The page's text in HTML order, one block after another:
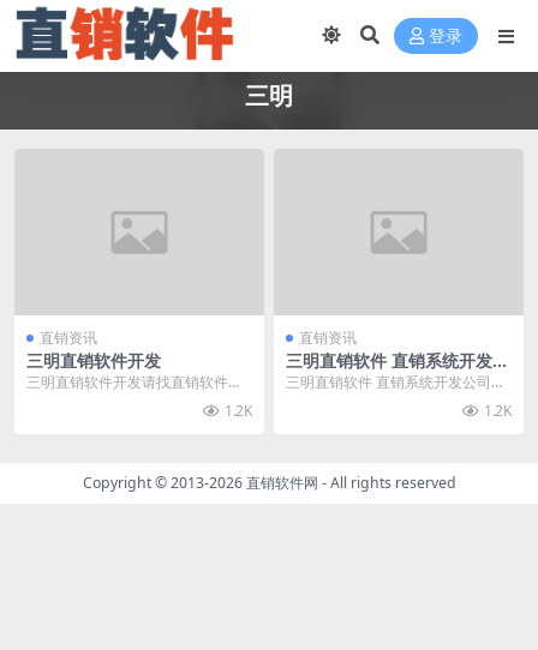
登录
三明
直销资讯
三明直销软件开发
三明直销软件开发请找直销软件
1.2K
直销资讯
三明直销软件 直销系统开发公
司
三明直销软件 直销系统开发公司请
1.2K
Copyright © 2013-2026直销软件网 - All rights reserved